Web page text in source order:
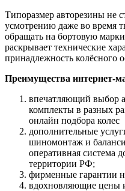
Типоразмер авторезины не
усмотрению даже во время
обращать на бортовую
раскрывает технические
принадлежность колёсного
Преимущества интернет-
впечатляющий выбор
комплекты в разных
онлайн подбора колес
дополнительные
шиномонтаж и
оперативная система
территории РФ;
фирменные гарантии
вдохновляющие цены